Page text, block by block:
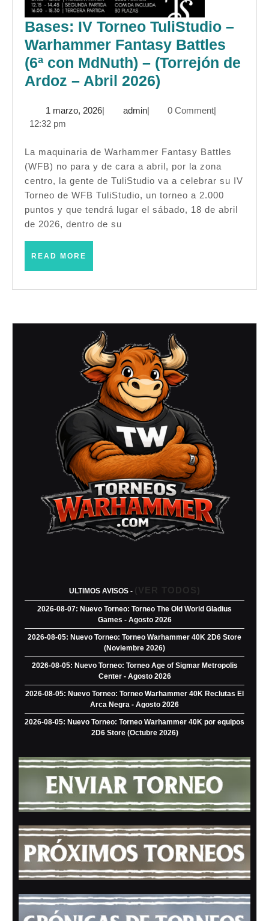
Bases: IV Torneo TuliStudio –
Warhammer Fantasy Battles
(6ª con MdNuth) – (Torrejón de
Ardoz – Abril 2026)
Torneo
–
Warhammer
Fantasy
Battles
Ardoz
–
Abril
2026)
1 marzo, 20261| adminadmin
| 0 Comment|
12:32 pm
La maquinaria de Warhammer Fantasy Battles
(WFB) no para y de cara a abril, por la zona
centro, la gente de TuliStudio va a celebrar su IV
Torneo de WFB TuliStudio, un torneo a 2.000
puntos y que tendrá lugar el sábado, 18 de abril
de 2026, dentro de su
READ MORE
ULTIMOS AVISOS - (VER TODOS)
2026-08-07: Nuevo Torneo: Torneo The Old World Gladius
Games - Agosto 2026
2026-08-05: Nuevo Torneo: Torneo Warhammer 40K 2D6 Store
(Noviembre 2026)
2026-08-05: Nuevo Torneo: Torneo Age of Sigmar Metropolis
Center - Agosto 2026
2026-08-05: Nuevo Torneo: Torneo Warhammer 40K Reclutas El
Arca Negra - Agosto 2026
2026-08-05: Nuevo Torneo: Torneo Warhammer 40K por equipos
2D6 Store (Octubre 2026)